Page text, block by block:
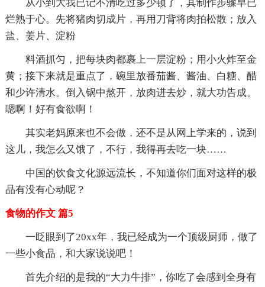
从小到大我已记不清吃过多少顿了，其制作步骤早已
烂熟于心。先将猪肉切成片，再用刀背将肉拍松散；放入
盐、姜片、淀粉
料酒抓匀，把每块肉都裹上一层淀粉；用小火炸至金
黄；接下来就是重点了，碗里放番茄酱、酱油、白糖、醋
和少许清水。倒入锅中熬开，放肉进去炒，就大功告成。
嗯啊！好有食欲啊！
其实老妈原来也不会做，还不是从网上学来的，说到
这儿，我怎么又饿了，不行，我得再去吃一块……
中国的饮食文化源远流长，不知道你们面对这样的极
品有没有心动呢？
食物的作文 篇5
一眨眼到了20xx年，我已经成为一个顶级厨师，做了
一些小食品，和大家说说吧！
首先介绍的是我的“大力牛排”，你吃了会感到全身有